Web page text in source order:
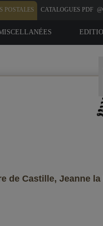
POSTALES CATALOGUES PDF
de Castille, Jeanne la
Envoyer une copie à